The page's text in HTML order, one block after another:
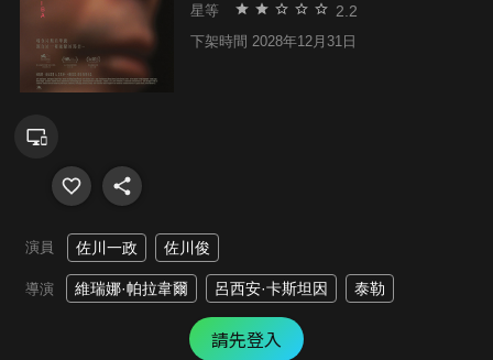
星等 2.2
下架時間 2028年12月31日
演員 佐川一政 佐川俊
導演 維瑞娜·帕拉韋爾 呂西安·卡斯坦因 泰勒
請先登入